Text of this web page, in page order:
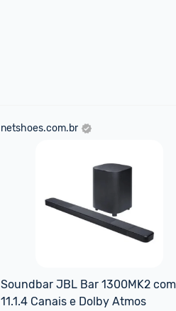
netshoes.com.br
Soundbar JBL Bar 1300MK2 com
11.1.4 Canais e Dolby Atmos